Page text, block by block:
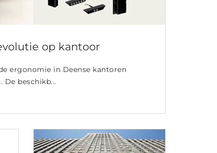
op kantoor
ergonomie in Deense kantoren
De beschikb...